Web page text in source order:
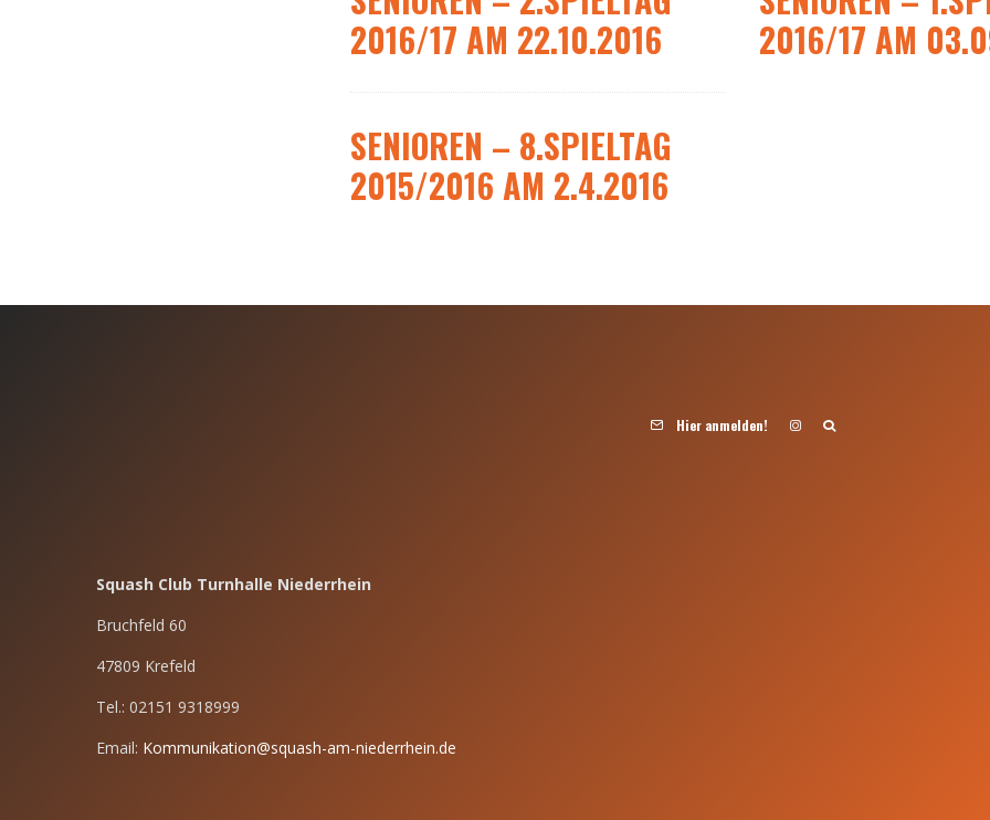
2016/17 AM 22.10.2016
2016/17 AM
SENIOREN – 8.SPIELTAG
2015/2016 AM 2.4.2016
Hier anmelden!
Squash Club Turnhalle Niederrhein
Bruchfeld 60
47809 Krefeld
Tel.: 02151 9318999
Email: Kommunikation@squash-am-niederrhein.de